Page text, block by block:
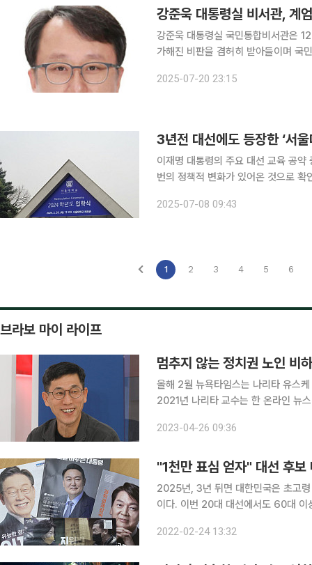
강준욱 대통령실 비서관, 계
강준욱 대통령실 국민통합비서관은
가해진 비판을 겸허히 받아들이며 국민께 사죄드린
2025-07-20 23:15
3년전 대선에도 등장한 ‘서
이재명 대통령의 주요 대선 교육 공
번의 정책적 변화가 있어온 것으로
사교육걱정없는세상(사걱세)이 당시
2025-07-08 09:43
1 2 3 4 5 6
브라보 마이 라이프
멈추지 않는 정치권 노인 비
올해 2월 뉴욕타임스는 나리타 유스
2021년 나리타 교수는 한 온라인 뉴
사무라이들 사이에서 행해진 일종의
2023-04-26 09:36
"1천만 표심 얻자" 대선 후보
2025년, 3년 뒤면 대한민국은 초고
이다. 이번 20대 대선에서도 60대
인 유권자들의 목소리에 귀를 기울이
2022-02-24 13:32